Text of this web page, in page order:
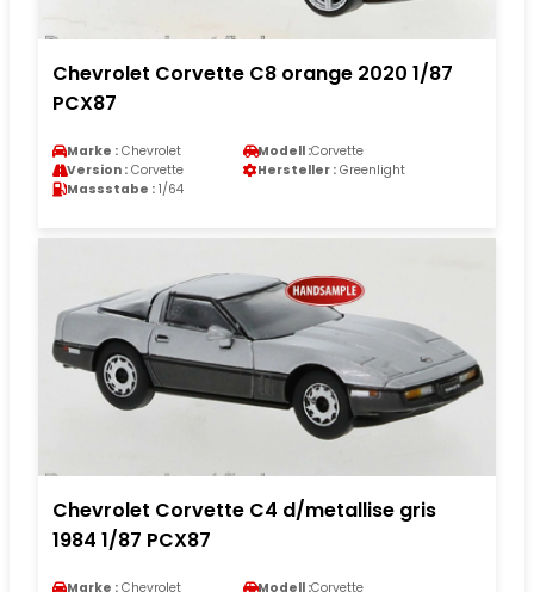
Chevrolet Corvette C8 orange 2020 1/87
PCX87
Marke : Chevrolet Modell :Corvette
Version : Corvette Hersteller : Greenlight
Massstabe : 1/64
Chevrolet Corvette C4 d/metallise gris
1984 1/87 PCX87
Marke : Chevrolet Modell :Corvette